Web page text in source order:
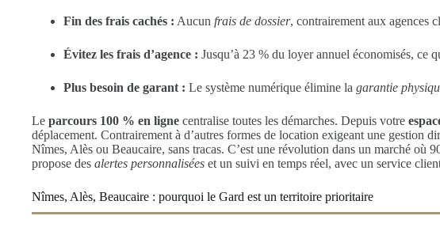
Fin des frais cachés : Aucun frais de dossier, contrairement aux agences
Évitez les frais d’agence : Jusqu’à 23 % du loyer annuel économisés, ce
Plus besoin de garant : Le système numérique élimine la garantie
Le parcours 100 % en ligne centralise toutes les démarches. Depuis votre
déplacement. Contrairement à d’autres formes de location exigeant une gestion
Nîmes, Alès ou Beaucaire, sans tracas. C’est une révolution dans un marché où
propose des alertes personnalisées et un suivi en temps réel, avec un service
Nîmes, Alès, Beaucaire : pourquoi le Gard est un territoire prioritaire